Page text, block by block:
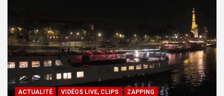
ACTUALITÉ VIDÉOS LIVE, CLIPS ZAPPING